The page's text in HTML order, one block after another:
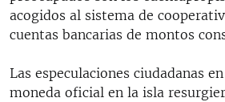
acogidos al sistema de
cuentas bancarias de montos
Las especulaciones ciudadanas
moneda oficial en la isla